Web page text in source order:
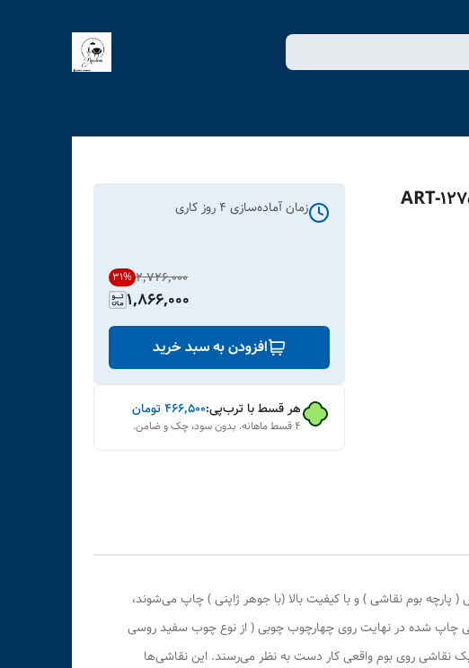
زمان آماده‌سازی 4 روز کاری
۲٬۷۲۶٬۰۰۰ 31%
1,866,000
افزودن به سبد خرید
هر قسط با ترب‌پی:۴۶۶٬۵۰۰ تومان
۴ قسط ماهانه. بدون سود، چک و ضامن.
بوم نقاشی ) و با کیفیت بالا (با جوهر ژاپنی ) چاپ می‌شوند،
چاپ شده در نهایت روی چهارچوب چوبی ( از نوع چوب سفید روسی
نقاشی روی بوم واقعی کار دست به نظر می‌رسند. این نقاشی‌ها